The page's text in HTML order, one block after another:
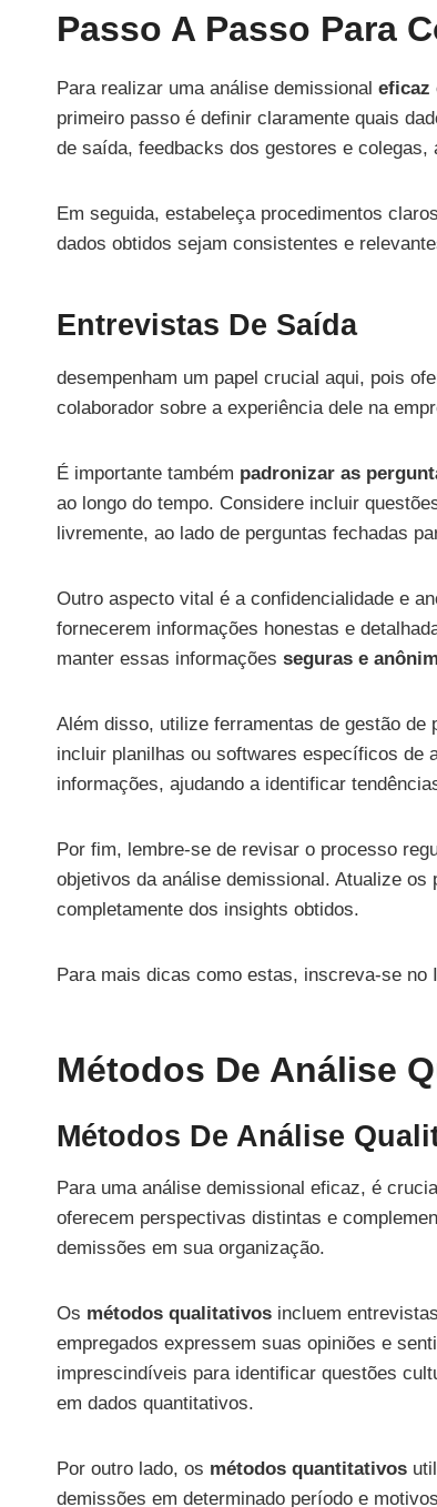
Passo A Passo Para
Para realizar uma análise demissional eficaz
primeiro passo é definir claramente quais
de saída, feedbacks dos gestores e
Em seguida, estabeleça procedimentos
dados obtidos sejam consistentes e
Entrevistas De Saída
desempenham um papel crucial aqui, pois
colaborador sobre a experiência dele na
É importante também padronizar as
ao longo do tempo. Considere incluir
livremente, ao lado de perguntas fechadas
Outro aspecto vital é a confidencialidade e
fornecerem informações honestas e
manter essas informações seguras e
Além disso, utilize ferramentas de gestão de
incluir planilhas ou softwares específicos de
informações, ajudando a identificar
Por fim, lembre-se de revisar o processo
objetivos da análise demissional. Atualize
completamente dos insights obtidos.
Para mais dicas como estas, inscreva-se no
Métodos De Análise
Métodos De Análise
Para uma análise demissional eficaz, é
oferecem perspectivas distintas e
demissões em sua organização.
Os métodos qualitativos incluem
empregados expressem suas opiniões e
imprescindíveis para identificar questões
em dados quantitativos.
Por outro lado, os métodos quantitativos
demissões em determinado período e